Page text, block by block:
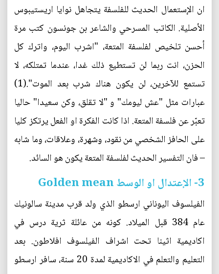
ان الإستعمال الحديث للفلسفة يتجاهل نوايا اريستيبوس
الأصلية. الكاتب المسرحي والشاعر بن جونسون كتب مرة
أحسن تلخيص لفلسفة المتعة، "اشرب اليوم، واترك كل
الحزن، انت ربما لن تستطيع ذلك غدا، عندما تمتلكه، لا
تستمع للآخرين، لن يكون هناك شرب بعد الموت".(1)
عبارات مثل "عش ليومك" و "لا تقلق، وكن سعيدا" حاليا
تعبّر عن فلسفة المتعة. اذا كانت الفكرة او الفعل يرتكز كليا
على الحافز الشخصي من نقود، وشهرة، وعلاقات، وما شابه
– فان التفسير الحديث لفلسفة المتعة يكون هو السائد.
3- الإعتدال او الوسط Golden mean
الفيلسوف اليوناني ارسطو الذي ولد قرب مدينة سالونيك
عام 384 قبل الميلاد. كونه من عائلة ثرية درس في
اكاديمية اثينا تحت اشراف الفيلسوف افلاطون. بعد
التعليم والتعلم في الاكاديمية لمدة 20 سنة، سافر ارسطو